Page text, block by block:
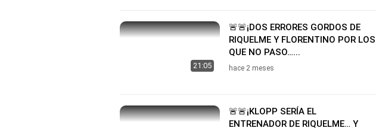
21:05
🚨🚨¡DOS ERRORES GORDOS DE
RIQUELME Y FLORENTINO POR LOS
QUE NO PASO…...
hace 2 meses
🚨🚨¡KLOPP SERÍA EL
ENTRENADOR DE RIQUELME… Y